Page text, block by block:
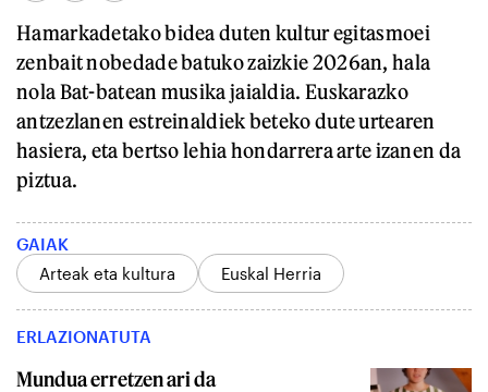
Hamarkadetako bidea duten kultur egitasmoei
zenbait nobedade batuko zaizkie 2026an, hala
nola Bat-batean musika jaialdia. Euskarazko
antzezlanen estreinaldiek beteko dute urtearen
hasiera, eta bertso lehia hondarrera arte izanen da
piztua.
GAIAK
Arteak eta kultura
Euskal Herria
ERLAZIONATUTA
Mundua erretzen ari da